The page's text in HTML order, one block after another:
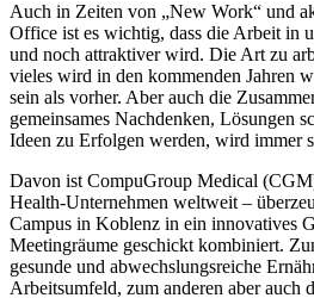
Auch in Zeiten von „New Work“ und
Office ist es wichtig, dass die Arbeit in
und noch attraktiver wird. Die Art zu
vieles wird in den kommenden Jahren
sein als vorher. Aber auch die
gemeinsames Nachdenken, Lösungen
Ideen zu Erfolgen werden, wird immer
Davon ist CompuGroup Medical
Health-Unternehmen weltweit –
Campus in Koblenz in ein innovatives
Meetingräume geschickt kombiniert.
gesunde und abwechslungsreiche
Arbeitsumfeld, zum anderen aber auch